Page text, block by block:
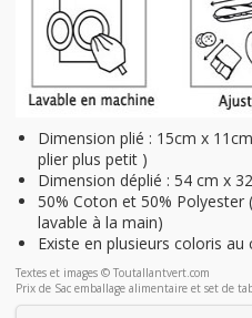
Dimension plié : 15cm x
plier plus petit )
Dimension déplié : 54 cm x
50% Coton et 50%
lavable à la main)
Existe en plusieurs coloris au
Textes et images © Toutallantvert.com
Prix de Sac emballage alimentaire et set de